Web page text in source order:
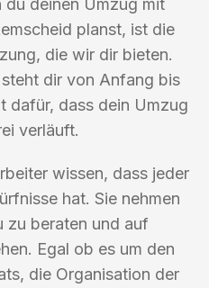
du deinen Umzug mit
planst, ist die
die wir dir bieten.
dir von Anfang bis
dafür, dass dein Umzug
verläuft.
wissen, dass jeder
hat. Sie nehmen
zu beraten und auf
Egal ob es um den
die Organisation der